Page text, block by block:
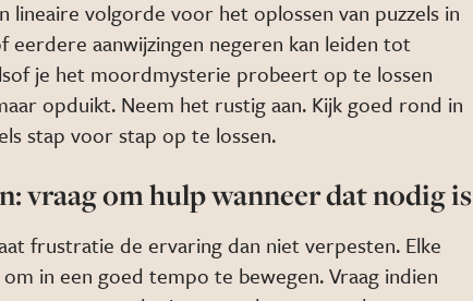
lineaire volgorde voor het oplossen van puzzels in
eerdere aanwijzingen negeren kan leiden tot
je het moordmysterie probeert op te lossen
opduikt. Neem het rustig aan. Kijk goed rond in
stap voor stap op te lossen.
vraag om hulp wanneer dat nodig is
frustratie de ervaring dan niet verpesten. Elke
in een goed tempo te bewegen. Vraag indien